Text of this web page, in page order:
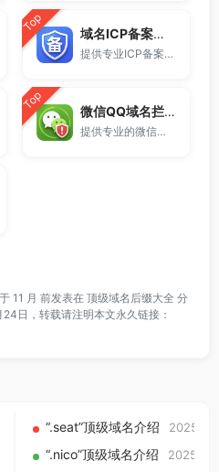
Top 域名ICP备案查询
提供专业ICP备案查询与网站备案信息查询服务，支持域名备案号查询、网站是否备案检测及备案信息快速获取，适用于站长工具、域名检测与SEO分析。
Top 微信QQ域名拦截检测
提供专业的微信拦截检测、QQ拦截检测、域名被墙检测服务，一键查询网站是否被封、被拦截或被限制访问。
于 11 月 前发表在 顶级域名后缀大全 分
日，转载请注明本文永久链接：
09-01 “.seat”顶级域名介绍 2025-
09-01“.nico”顶级域名介绍 2025-